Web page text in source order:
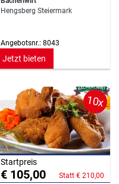
Hengsberg Steiermark
Angebotsnr.: 8043
Jetzt bieten
10x
Startpreis
€ 105,00 Statt € 210,00